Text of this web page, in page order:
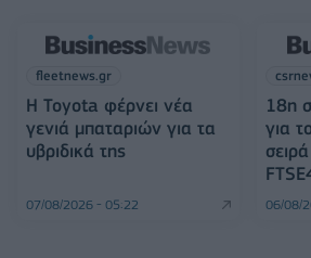
fleetnews.gr
Η Toyota φέρνει νέα
γενιά μπαταριών για τα
υβριδικά της
07/08/2026 - 05:22
18η
για
06/08/